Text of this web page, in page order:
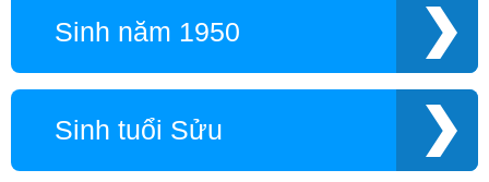
Sinh năm 1950
Sinh tuổi Sửu